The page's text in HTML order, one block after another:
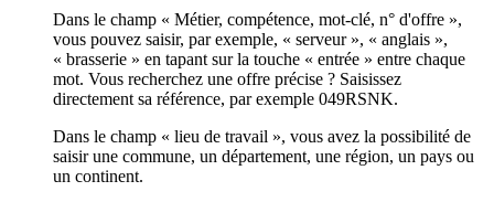
Dans le champ « Métier, compétence, mot-clé, n° d'offre »,
vous pouvez saisir, par exemple, « serveur », « anglais »,
« brasserie » en tapant sur la touche « entrée » entre chaque
mot. Vous recherchez une offre précise ? Saisissez
directement sa référence, par exemple 049RSNK.
Dans le champ « lieu de travail », vous avez la possibilité de
saisir une commune, un département, une région, un pays ou
un continent.